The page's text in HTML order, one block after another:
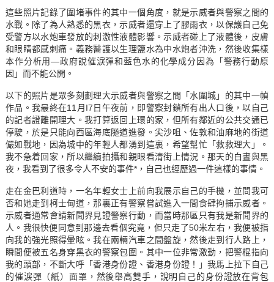
這些照片記錄了圍堵事件的其中一個角度，就是示威者與警察之間的
水戰。除了為人熟悉的黑衣，示威者還穿上了膠雨衣，以保護自己免
受警方以水炮車發放的刺激性液體影響。示威者碰上了液體後，皮膚
和眼睛都感刺痛。義務醫護以生理鹽水為中水炮者沖洗，然後收集樣
本作分析用—政府說催淚彈和藍色水的化學成分因為「警務行動原
因」而不能公開。
以下的照片是眾多刻劃理大示威者與警察之間「水圍城」的其中一幀
作品。我最終在11月I7日午夜前，即警察封鎖所有出人口後，以自己
的記者證離開理大。我打算返回上環的家，但所有鄰近的公共交通已
停駛，於是只能向西區海底隧道進發。尖沙咀、佐敦和油麻地的街道
儼如戰地，因為城中的年輕人都湧到這裏，希望幫忙「救救理大」。
我不急着回家，所以繼續拍攝和親眼看清街上情況。那天的白晝與黑
夜，我看到了很多令人不安的事件*，自己也經歷過一件這樣的事情。
走在金巴利道時，一名年輕女士上前向我展示自己的手機，並問我可
否和她走到柯士甸道，那裏正有警察嘗試進入一間食肆拘捕示威者。
示威者通常會請新聞界見證警察行動，而當時那區只有我是新聞界的
人。我很快便同意到那邊去看個究竟，但只走了50米左右，我便被指
向我的強光照得暈眩。我在兩輛汽車之間盤旋，然後走到行人路上，
瞬間便被五名身穿黑衣的警察包圍。其中一位非常激動，把警棍指向
我的頭部，不斷大呼「香港身份證、香港身份證！」我馬上拉下自己
的催淚彈（紙）面罩，然後舉高雙手，說明自己的身份證放在背包